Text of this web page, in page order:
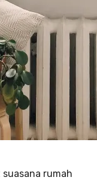
rumah